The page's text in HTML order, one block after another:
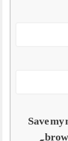
Save my